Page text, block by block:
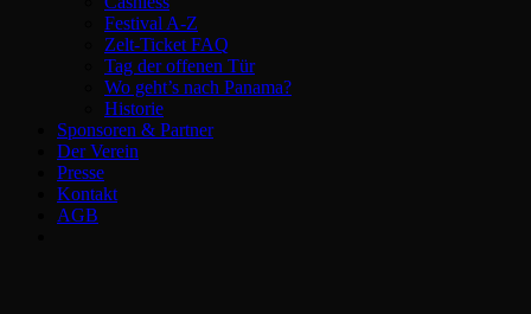
Festival A-Z
Zelt-Ticket FAQ
Tag der offenen Tür
Wo geht’s nach Panama?
Historie
Sponsoren & Partner
Der Verein
Presse
Kontakt
AGB